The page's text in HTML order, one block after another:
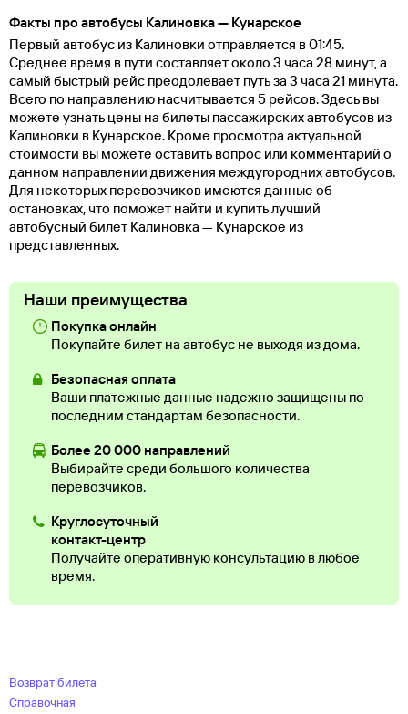
Факты про автобусы Калиновка — Кунарское
Первый автобус из Калиновки отправляется в 01:45.
Среднее время в пути составляет около 3 часа 28 минут, а
самый быстрый рейс преодолевает путь за 3 часа 21 минута.
Всего по направлению насчитывается 5 рейсов. Здесь вы
можете узнать цены на билеты пассажирских автобусов из
Калиновки в Кунарское. Кроме просмотра актуальной
стоимости вы можете оставить вопрос или комментарий о
данном направлении движения междугородних автобусов.
Для некоторых перевозчиков имеются данные об
остановках, что поможет найти и купить лучший
автобусный билет Калиновка — Кунарское из
представленных.
Наши преимущества
Покупка онлайн
Покупайте билет на автобус не выходя из дома.
Безопасная оплата
Ваши платежные данные надежно защищены по
последним стандартам безопасности.
Более 20 000 направлений
Выбирайте среди большого количества
перевозчиков.
Круглосуточный
контакт-центр
Получайте оперативную консультацию в любое
время.
Возврат билета
Справочная